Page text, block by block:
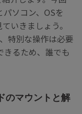
ソコン、OSを
いきましょう。
特別な操作は必要
きるため、誰でも
のマウントと解